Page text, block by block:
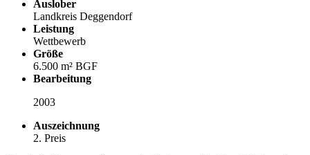
Auslober
Landkreis Deggendorf
Leistung
Wettbewerb
Größe
6.500 m² BGF
Bearbeitung
2003
Auszeichnung
2. Preis